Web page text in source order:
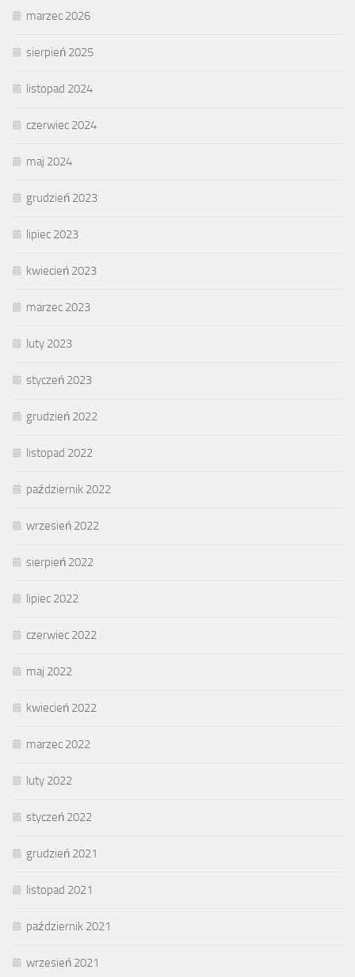
marzec 2026
sierpień 2025
listopad 2024
czerwiec 2024
maj 2024
grudzień 2023
lipiec 2023
kwiecień 2023
marzec 2023
luty 2023
styczeń 2023
grudzień 2022
listopad 2022
październik 2022
wrzesień 2022
sierpień 2022
lipiec 2022
czerwiec 2022
maj 2022
kwiecień 2022
marzec 2022
luty 2022
styczeń 2022
grudzień 2021
listopad 2021
październik 2021
wrzesień 2021